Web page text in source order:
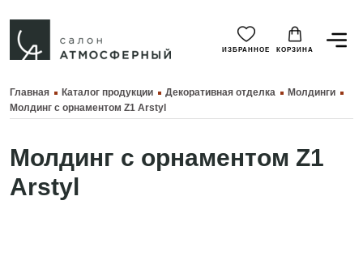
ИЗБРАННОЕ КОРЗИНА
Главная Каталог продукции Декоративная отделка
Молдинги
Молдинг с орнаментом Z1 Arstyl
Молдинг с орнаментом Z1
Arstyl